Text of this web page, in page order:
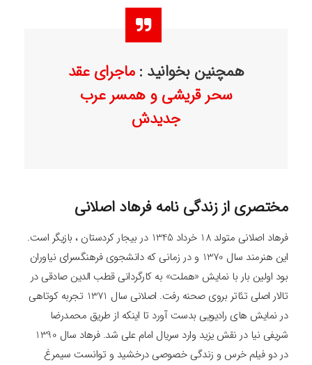
همچنین بخوانید :ماجرای عقد
سحر قریشی و همسر عرب
جدیدش
مختصری از زندگی نامه فرهاد اصلانی
فرهاد اصلانی متولد 18 خرداد 1345 در بیجار کردستان ، بازیگر است.
این هنرمند سال 1370 و در زمانی که دانشجوی فرهنگسرای نیاوران
بود اولین بار با نمایش «هملت» به کارگردانی قطب الدین صادقی در
تالار اصلی تئاتر بروی صحنه رفت. اصلانی سال 1371 تجربه کوتاهی
در نمایش های رادیویی بدست آورد تا اینکه از طریق محمدرضا
شریفی نیا در نقش یزید وارد سریال امام علی شد. فرهاد سال 1390
در دو فیلم خرس و زندگی خصوصی درخشید و توانست سیمرغ